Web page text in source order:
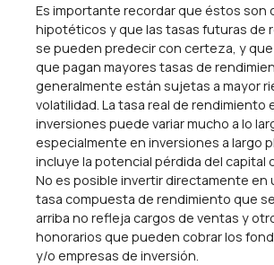
Es importante recordar que éstos son
hipotéticos y que las tasas futuras de
se pueden predecir con certeza, y
que pagan mayores tasas de
generalmente están sujetas a mayor
volatilidad. La tasa real de rendimiento
inversiones puede variar mucho a lo
especialmente en inversiones a largo
incluye la potencial pérdida del capital
No es posible invertir directamente en
tasa compuesta de rendimiento que
arriba no refleja cargos de ventas y
honorarios que pueden cobrar los
y/o empresas de inversión.